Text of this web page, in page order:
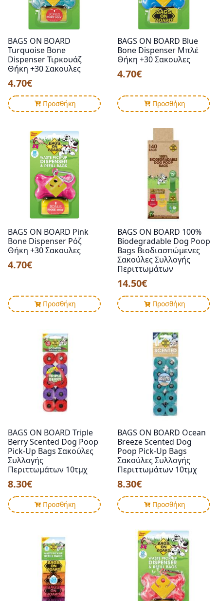
επιλεγούν
σελίδα
του
προϊόντος
BAGS ON BOARD
Turquoise Bone
Dispenser Τιρκουάζ
Θήκη +30 Σακουλες
4.70€
Προσθήκη
BAGS ON BOARD Blue
Bone Dispenser Μπλέ
Θήκη +30 Σακουλες
4.70€
Προσθήκη
BAGS ON BOARD Pink
Bone Dispenser Ρόζ
Θήκη +30 Σακουλες
4.70€
Προσθήκη
BAGS ON BOARD 100%
Biodegradable Dog Poop
Bags Βιοδιασπώμενες
Σακούλες Συλλογής
Περιττωμάτων
14.50€
Προσθήκη
BAGS ON BOARD Triple
Berry Scented Dog Poop
Pick-Up Bags Σακούλες
Συλλογής
Περιττωμάτων 10τμχ
8.30€
Προσθήκη
BAGS ON BOARD Ocean
Breeze Scented Dog
Poop Pick-Up Bags
Σακούλες Συλλογής
Περιττωμάτων 10τμχ
8.30€
Προσθήκη